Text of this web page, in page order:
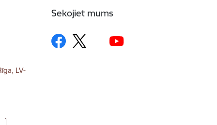
LV-
Sekojiet mums